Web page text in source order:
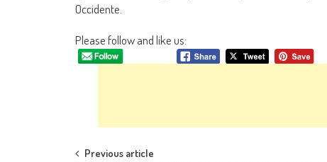
Occidente.
Please follow and like us:
Previous article